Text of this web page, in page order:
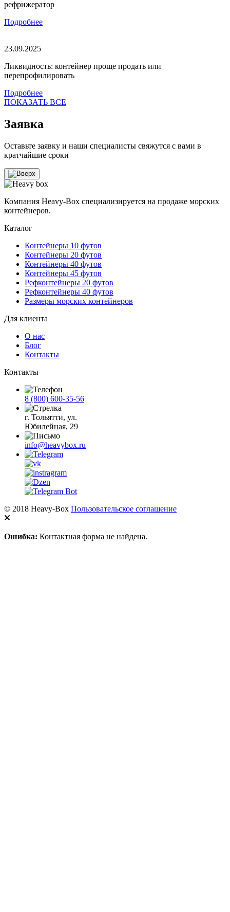
рефрижератор
Подробнее
23.09.2025
Ликвидность: контейнер проще продать или
перепрофилировать
Подробнее
ПОКАЗАТЬ ВСЕ
Заявка
Оставьте заявку и наши специалисты свяжутся с вами в
кратчайшие сроки
Компания Heavy-Box специализируется на продаже морских
контейнеров.
Каталог
Контейнеры 10 футов
Контейнеры 20 футов
Контейнеры 40 футов
Контейнеры 45 футов
Рефконтейнеры 20 футов
Рефконтейнеры 40 футов
Размеры морских контейнеров
Для клиента
О нас
Блог
Контакты
Контакты
8 (800) 600-35-56
г. Тольятти, ул.
Юбилейная, 29
info@heavybox.ru
© 2018 Heavy-Box Пользовательское соглашение
Ошибка: Контактная форма не найдена.